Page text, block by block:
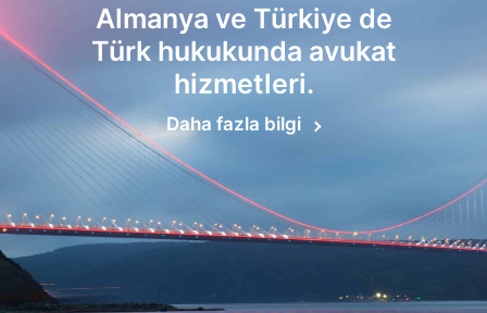
Almanya ve Türkiye de
Türk hukukunda avukat
hizmetleri.
Daha fazla bilgi